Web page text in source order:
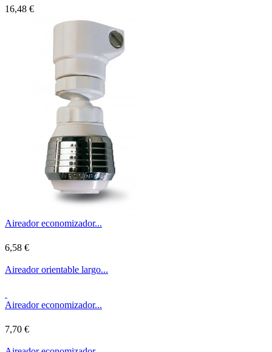
16,48 €
Aireador economizador...
6,58 €
Aireador orientable largo...
Aireador economizador...
7,70 €